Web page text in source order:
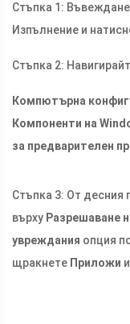
Стъпка 1: Въвеждане
Изпълнение и
Стъпка 2:
Компютърна
Компоненти на
за предварителен
Стъпка 3: От десния
върху Разрешаване
увреждания опция
щракнете Приложи и